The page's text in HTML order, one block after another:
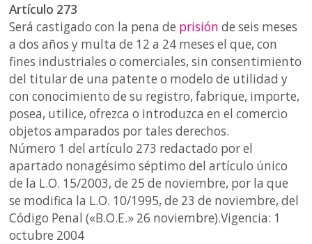
Artículo 273
Será castigado con la pena de prisión de seis meses
a dos años y multa de 12 a 24 meses el que, con
fines industriales o comerciales, sin consentimiento
del titular de una patente o modelo de utilidad y
con conocimiento de su registro, fabrique, importe,
posea, utilice, ofrezca o introduzca en el comercio
objetos amparados por tales derechos.
Número 1 del artículo 273 redactado por el
apartado nonagésimo séptimo del artículo único
de la L.O. 15/2003, de 25 de noviembre, por la que
se modifica la L.O. 10/1995, de 23 de noviembre, del
Código Penal («B.O.E.» 26 noviembre).Vigencia: 1
octubre 2004